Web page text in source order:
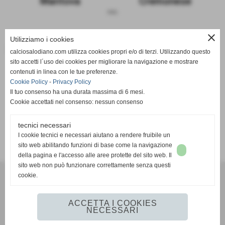
Le due squadre a confronto
Mantova Cremonese
SCHEDA-CALENDARIO E RISULTATI-CLASSIFICA
Realizzazione siti web www.sitoper.it
close
Utilizziamo i cookies
calciosalodiano.com utilizza cookies propri e/o di terzi. Utilizzando questo
sito accetti l´uso dei cookies per migliorare la navigazione e mostrare
contenuti in linea con le tue preferenze.
Cookie Policy - Privacy Policy
Il tuo consenso ha una durata massima di 6 mesi.
Cookie accettati nel consenso: nessun consenso
tecnici necessari
I cookie tecnici e necessari aiutano a rendere fruibile un
sito web abilitando funzioni di base come la navigazione
della pagina e l'accesso alle aree protette del sito web. Il
sito web non può funzionare correttamente senza questi
cookie.
ACCETTA I COOKIES
NECESSARI